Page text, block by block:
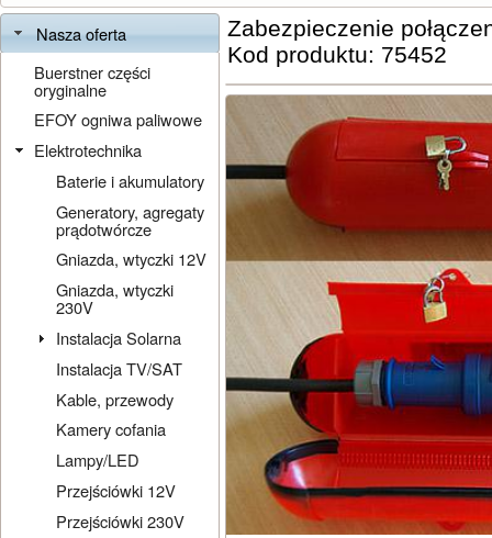
Nasza oferta
Buerstner części
oryginalne
EFOY ogniwa paliwowe
Elektrotechnika
Baterie i akumulatory
Generatory, agregaty
prądotwórcze
Gniazda, wtyczki 12V
Gniazda, wtyczki
230V
Instalacja Solarna
Instalacja TV/SAT
Kable, przewody
Kamery cofania
Lampy/LED
Przejściówki 12V
Przejściówki 230V
Zabezpieczenie
Kod produktu: 75452